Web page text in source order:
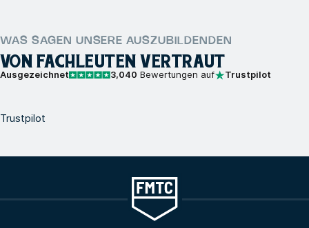
WAS SAGEN UNSERE AUSZUBILDENDEN
VON FACHLEUTEN VERTRAUT
Ausgezeichnet 3,040 Bewertungen auf Trustpilot
Trustpilot